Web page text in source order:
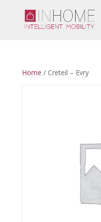
Home / Creteil – Evry